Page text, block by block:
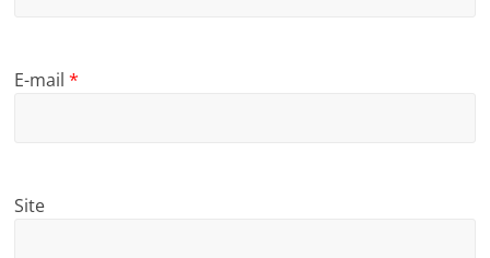
E-mail*
Site